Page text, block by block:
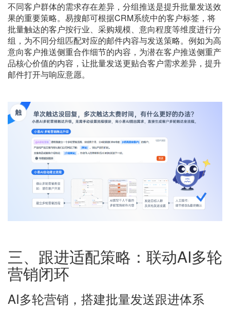
不同客户群体的需求存在差异，分组推送是提升批量发送效
果的重要策略。易搜邮可根据CRM系统中的客户标签，将
批量触达的客户按行业、采购规模、意向程度等维度进行分
组，为不同分组匹配对应的邮件内容与发送策略。例如为高
意向客户推送侧重合作细节的内容，为潜在客户推送侧重产
品核心价值的内容，让批量发送更贴合客户需求差异，提升
邮件打开与响应意愿。
三、跟进适配策略：联动AI多轮
营销闭环
AI多轮营销，搭建批量发送跟进体系